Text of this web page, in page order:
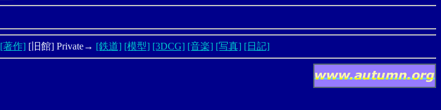
[著作] [旧館] Private→ [鉄道] [模型] [3DCG] [音楽] [写真] [日記]